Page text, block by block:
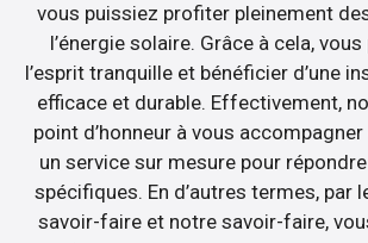
vous puissiez profiter pleinement
l’énergie solaire. Grâce à cela,
l’esprit tranquille et bénéficier d’une
efficace et durable. Effectivement,
point d’honneur à vous
un service sur mesure pour
spécifiques. En d’autres termes, par
savoir-faire et notre savoir-faire,